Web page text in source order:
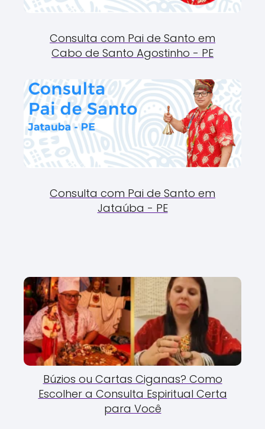
Consulta com Pai de Santo em
Cabo de Santo Agostinho - PE
Consulta com Pai de Santo em
Jataúba - PE
Búzios ou Cartas Ciganas? Como
Escolher a Consulta Espiritual Certa
para Você